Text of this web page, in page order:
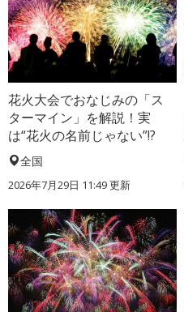
花火大会でおなじみの「ス
ターマイン」を解説！実
は“花火の名前じゃない”!?
全国
2026年7月29日 11:49 更新